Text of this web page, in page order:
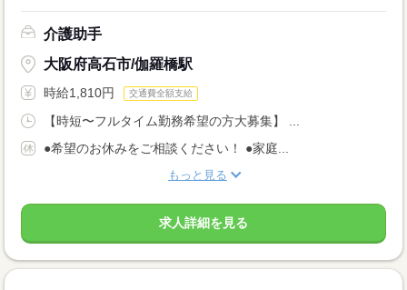
介護助手
大阪府高石市/伽羅橋駅
時給1,810円 交通費全額支給
【時短〜フルタイム勤務希望の方大募集】 ...
●希望のお休みをご相談ください！ ●家庭...
もっと見る
求人詳細を見る